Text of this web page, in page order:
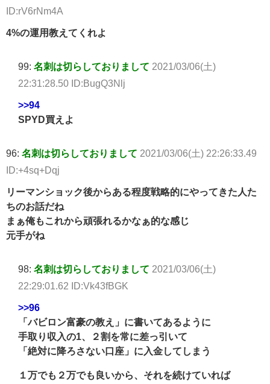
ID:rV6rNm4A
4%の運用教えてくれよ
99: 名刺は切らしておりまして 2021/03/06(土)
22:31:28.50 ID:BugQ3Nlj
>>94
SPYD買えよ
96: 名刺は切らしておりまして 2021/03/06(土) 22:26:33.49
ID:+4sq+Dqj
リーマンショック後からある程度戦略的にやってきた人た
ちのお話だね
まぁ俺もこれから頑張れるかなぁ的な感じ
元手がね
98: 名刺は切らしておりまして 2021/03/06(土)
22:29:01.62 ID:Vk43fBGK
>>96
「バビロン富豪の教え」に書いてあるように
手取り収入の1、２割を常に差っ引いて
「絶対に降ろさない口座」に入金してしまう
１万でも２万でも良いから、それを続けていれば